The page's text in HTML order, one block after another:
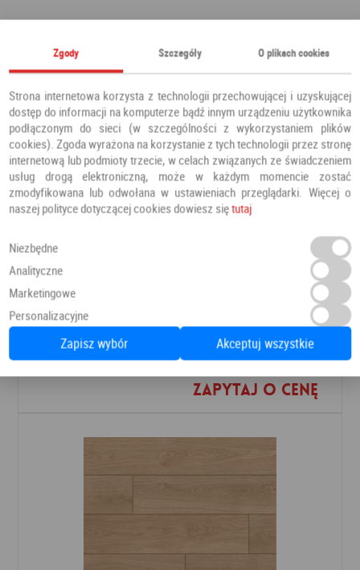
Panele winylowe PANELE
Zapytaj o cenę
Dodaj do ulubionych
Zgody Szczegóły O plikach cookies
Strona internetowa korzysta z technologii przechowującej i uzyskującej
dostęp do informacji na komputerze bądź innym urządzeniu użytkownika
podłączonym do sieci (w szczególności z wykorzystaniem plików
cookies). Zgoda wyrażona na korzystanie z tych technologii przez stronę
internetową lub podmioty trzecie, w celach związanych ze świadczeniem
usług drogą elektroniczną, może w każdym momencie zostać
zmodyfikowana lub odwołana w ustawieniach przeglądarki. Więcej o
naszej polityce dotyczącej cookies dowiesz siętutaj
Niezbędne
Analityczne
Marketingowe
Personalizacyjne
Zapisz wybór Akceptuj wszystkie